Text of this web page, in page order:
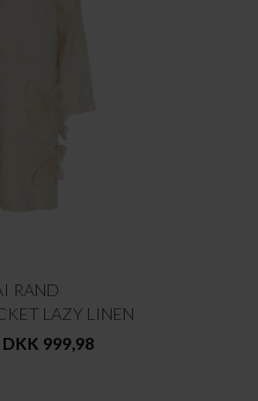
RAND
LAZY LINEN
DKK 999,98